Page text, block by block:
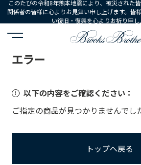
このたびの令和8年熊本地震により、被災された
関係者の皆様に心よりお見舞い申し上げます。皆
い復旧・復興を心よりお祈り申し
HOME
エラー
以下の内容をご確認ください：
ご指定の商品が見つかりませんでし
トップへ戻る